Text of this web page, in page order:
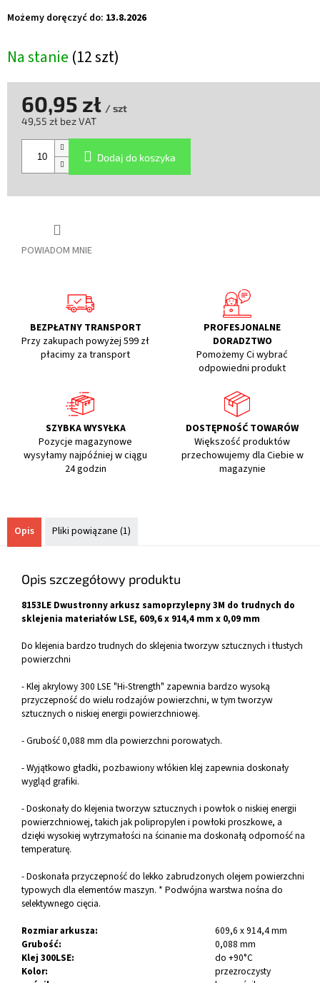
Na stanie (12 szt)
Możemy doręczyć do: 13.8.2026
POWIADOM MNIE
60,95 zł / szt
49,55 zł bez VAT
jednostkowa:
Dodaj do koszyka
BEZPŁATNY TRANSPORT
Przy zakupach powyżej 599 zł
płacimy za transport
PROFESJONALNE
DORADZTWO
Pomożemy Ci wybrać
odpowiedni produkt
SZYBKA WYSYŁKA
Pozycje magazynowe
wysyłamy najpóźniej w ciągu
24 godzin
DOSTĘPNOŚĆ TOWARÓW
Większość produktów
przechowujemy dla Ciebie w
magazynie
Opis Pliki powiązane (1)
Opis szczegółowy produktu
8153LE Dwustronny arkusz samoprzylepny 3M do trudnych do
sklejenia materiałów LSE, 609,6 x 914,4 mm x 0,09 mm
Do klejenia bardzo trudnych do sklejenia tworzyw sztucznych i tłustych
powierzchni
- Klej akrylowy 300 LSE "Hi-Strength" zapewnia bardzo wysoką
przyczepność do wielu rodzajów powierzchni, w tym tworzyw
sztucznych o niskiej energii powierzchniowej.
- Grubość 0,088 mm dla powierzchni porowatych.
- Wyjątkowo gładki, pozbawiony włókien klej zapewnia doskonały
wygląd grafiki.
- Doskonały do klejenia tworzyw sztucznych i powłok o niskiej energii
powierzchniowej, takich jak polipropylen i powłoki proszkowe, a
dzięki wysokiej wytrzymałości na ścinanie ma doskonałą odporność na
temperaturę.
- Doskonała przyczepność do lekko zabrudzonych olejem powierzchni
typowych dla elementów maszyn. * Podwójna warstwa nośna do
selektywnego cięcia.
Rozmiar arkusza:
609,6 x 914,4 mm
Grubość:
0,088 mm
Klej 300LSE:
do +90°C
Kolor:
przezroczysty